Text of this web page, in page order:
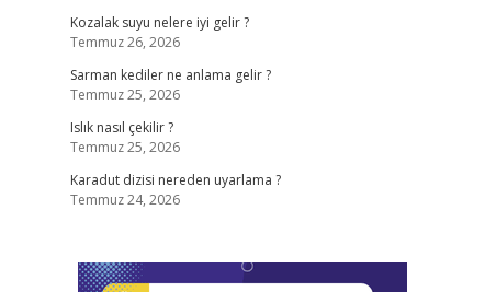
Kozalak suyu nelere iyi gelir ?
Temmuz 26, 2026
Sarman kediler ne anlama gelir ?
Temmuz 25, 2026
Islık nasıl çekilir ?
Temmuz 25, 2026
Karadut dizisi nereden uyarlama ?
Temmuz 24, 2026